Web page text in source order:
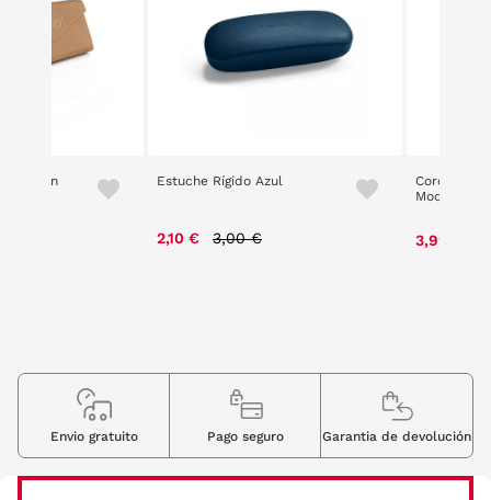
Marrón Estuche Rígido Azul
2,10 € 3,00 €
Cordon
3,99 €
Envio gratuito Pago seguro Garantia de devolución